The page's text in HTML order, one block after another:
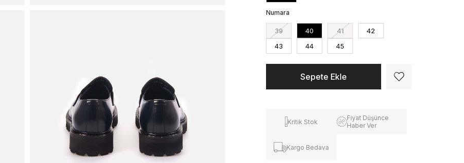
Numara
39 40 41
42
43
44 45
Kritik Stok
Fiyat Düşünce
Haber Ver
Kargo Bedava